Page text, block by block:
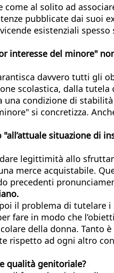
come al solito ad
pubblicate dai suoi
esistenziali
interesse del minore"
davvero tutti gli
scolastica, dalla
condizione di
si concretizza.
situazione di
legittimità allo
merce acquistabile.
precedenti
il problema di tutelare
fare in modo che
della donna. Tanto
rispetto ad ogni altro
qualità genitoriale?